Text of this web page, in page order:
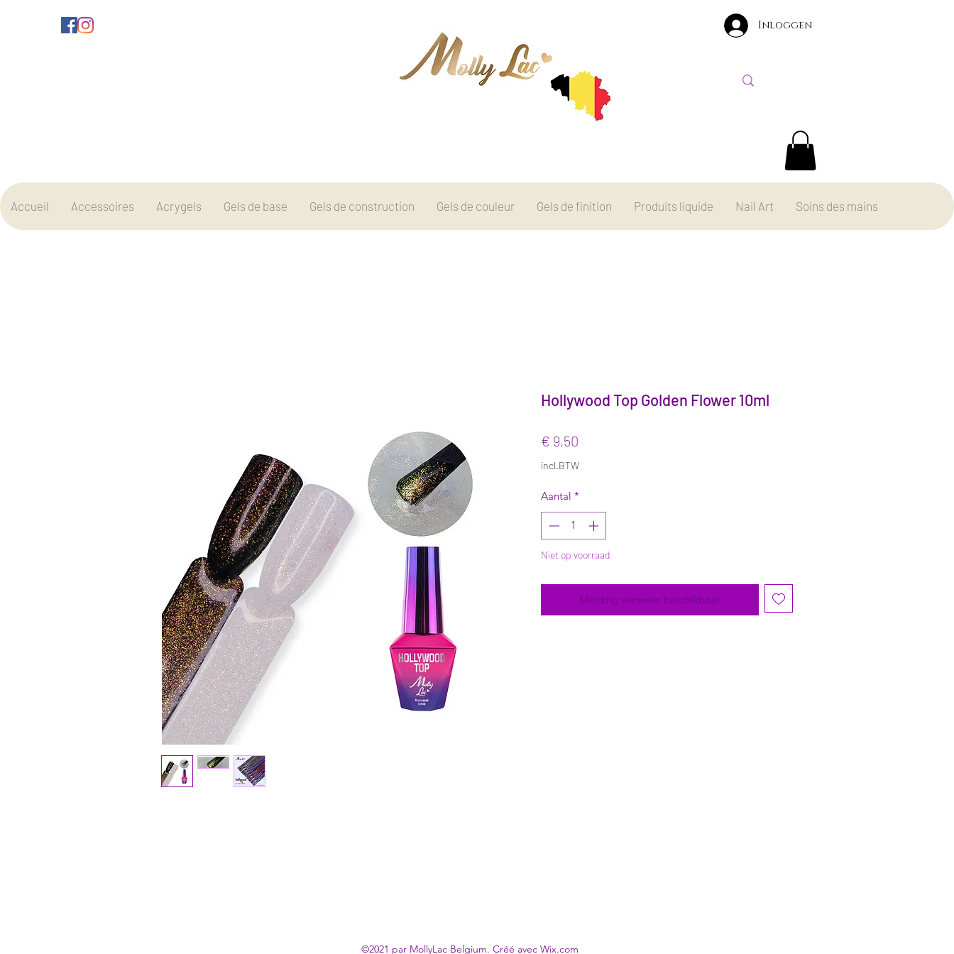
Inloggen
Accueil Accessoires Acrygels Gels de base Gels de construction Gels de couleur Gels de finition Produits liquide Nail Art Soins des mains
Hollywood Top Golden Flower 10ml
€ 9,50
incl.BTW
Aantal *
Niet op voorraad
Melding wanneer beschikbaar
©2021 par MollyLac Belgium. Créé avec Wix.com